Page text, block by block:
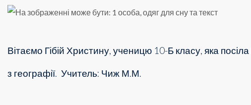
Вітаємо Гібій Христину, ученицю 10-Б класу, яка посіла
з географії. Учитель: Чиж М.М.